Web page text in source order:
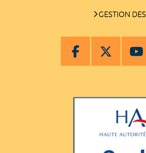
GESTION